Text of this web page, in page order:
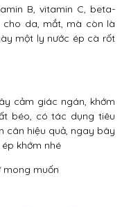
B, vitamin C, beta-
cho da, mắt, mà còn là
một ly nước ép cà rốt
cảm giác ngán, khớm
béo, có tác dụng tiêu
cân hiệu quả, ngay bây
khớm nhé
mong muốn